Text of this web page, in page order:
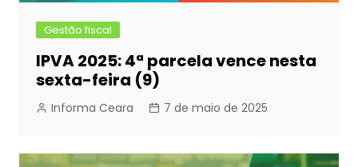
Gestão fiscal
IPVA 2025: 4ª parcela vence nesta
sexta-feira (9)
Informa Ceara 7 de maio de 2025